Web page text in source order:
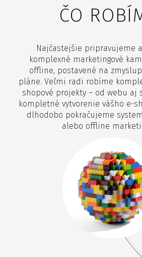
ČO
Najčastejšie pripravujeme
komplexné marketingové
offline, postavené na
pláne. Veľmi radi robíme
shopové projekty – od webu aj
kompletné vytvorenie vášho e-
dlhodobo pokračujeme
alebo offline